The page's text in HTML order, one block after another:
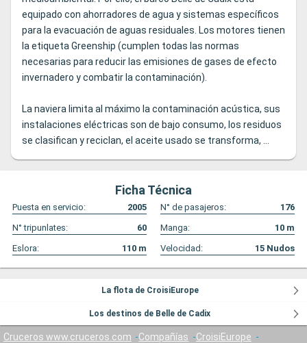
equipado con ahorradores de agua y sistemas específicos
para la evacuación de aguas residuales. Los motores tienen
la etiqueta Greenship (cumplen todas las normas
necesarias para reducir las emisiones de gases de efecto
invernadero y combatir la contaminación).
La naviera limita al máximo la contaminación acústica, sus
instalaciones eléctricas son de bajo consumo, los residuos
se clasifican y reciclan, el aceite usado se transforma, ...
Ficha Técnica
Puesta en servicio: 2005 N° de pasajeros:
176
N° tripunlates:
60 Manga: 10 m
Eslora:
110 m Velocidad: 15 Nudos
La flota de CroisiEurope
Los destinos de Belle de Cadix
Cruceros www.cruceros.com Compañías
CroisiEurope